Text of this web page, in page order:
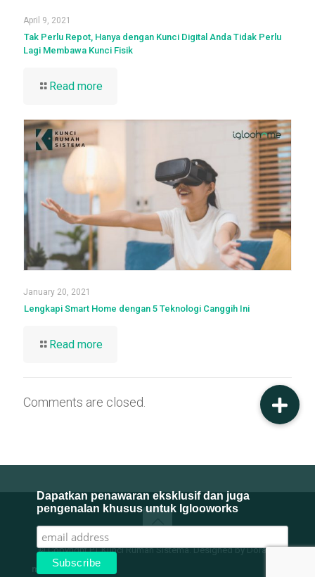
April 9, 2021
Tak Perlu Repot, Hanya dengan Kunci Digital Anda Tidak Perlu
Lagi Membawa Kunci Fisik
Read more
January 20, 2021
Lengkapi Smart Home dengan 5 Teknologi Canggih Ini
Read more
Comments are closed.
mpFooter
Dapatkan penawaran eksklusif dan juga
pengenalan khusus untuk Iglooworks
© Copyright PT Kunci Rumah Sistema. Designed by Dorado